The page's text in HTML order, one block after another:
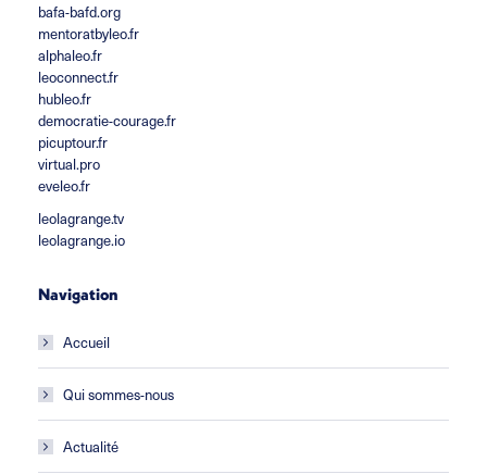
bafa-bafd.org
mentoratbyleo.fr
alphaleo.fr
leoconnect.fr
hubleo.fr
democratie-courage.fr
picuptour.fr
virtual.pro
eveleo.fr
leolagrange.tv
leolagrange.io
Navigation
Accueil
Qui sommes-nous
Actualité